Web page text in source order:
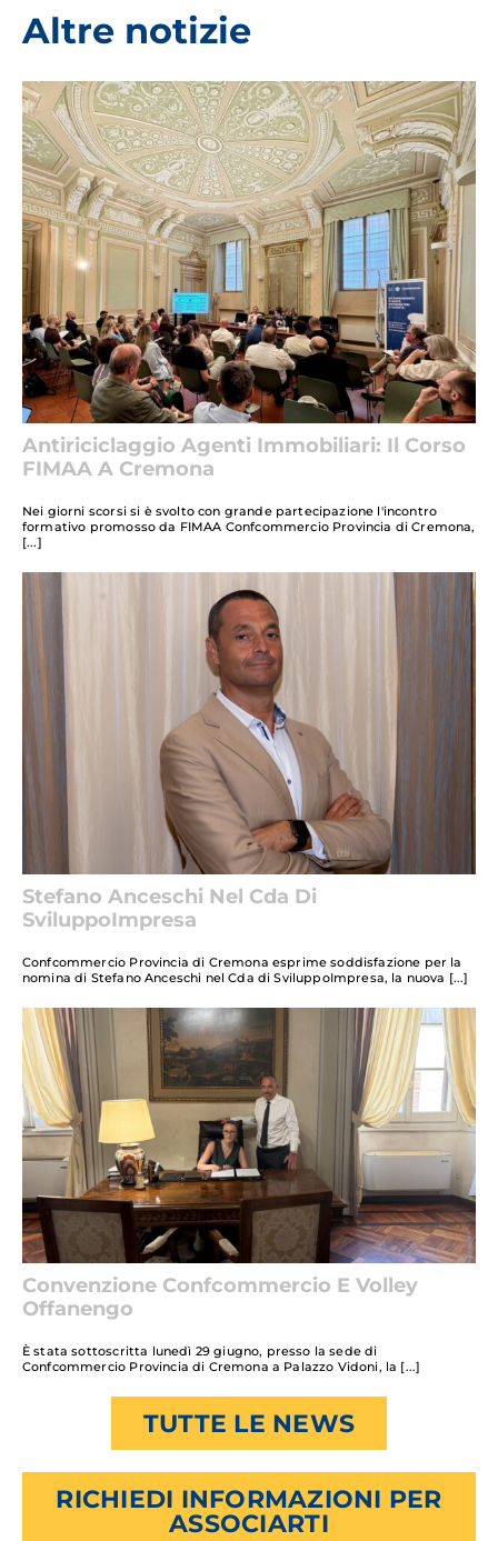
Altre notizie
Antiriciclaggio Agenti Immobiliari: Il Corso
FIMAA A Cremona
Nei giorni scorsi si è svolto con grande partecipazione l'incontro
formativo promosso da FIMAA Confcommercio Provincia di Cremona,
Stefano Anceschi Nel Cda Di
SviluppoImpresa
Confcommercio Provincia di Cremona esprime soddisfazione per la
nomina di Stefano Anceschi nel Cda di SviluppoImpresa, la nuova
Convenzione Confcommercio E Volley
Offanengo
È stata sottoscritta lunedì 29 giugno, presso la sede di
Confcommercio Provincia di Cremona a Palazzo Vidoni, la
TUTTE LE NEWS
RICHIEDI INFORMAZIONI PER
ASSOCIARTI